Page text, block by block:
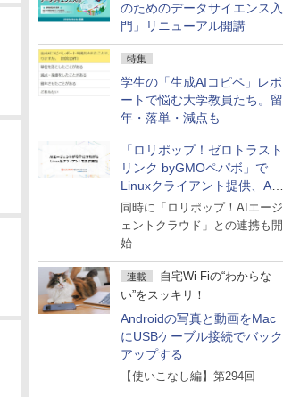
のためのデータサイエンス入
門」リニューアル開講
特集
学生の「生成AIコピペ」レポ
ートで悩む大学教員たち。留
年・落単・減点も
「ロリポップ！ゼロトラスト
リンク byGMOペパボ」で
Linuxクライアント提供、AI
エージェントの接続が容易に
同時に「ロリポップ！AIエージ
ェントクラウド」との連携も開
始
連載
自宅Wi-Fiの“わからな
い”をスッキリ！
Androidの写真と動画をMac
にUSBケーブル接続でバック
アップする
【使いこなし編】第294回